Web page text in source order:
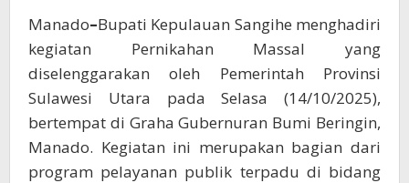
Manado–Bupati Kepulauan Sangihe menghadiri
kegiatan Pernikahan Massal yang
diselenggarakan oleh Pemerintah Provinsi
Sulawesi Utara pada Selasa (14/10/2025),
bertempat di Graha Gubernuran Bumi Beringin,
Manado. Kegiatan ini merupakan bagian dari
program pelayanan publik terpadu di bidang